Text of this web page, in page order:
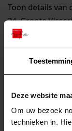
Deze website
Om uw bezoek
technieken in.
Toon details van
24.Groote
Toon details van
25.
Toon details van
26.Gilden en
Toon details